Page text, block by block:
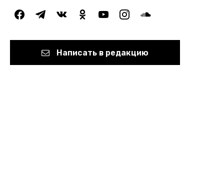
facebooktelegramvkontakteodnoklassniki
youtubeinstagramsoundcloud
Написать в редакцию